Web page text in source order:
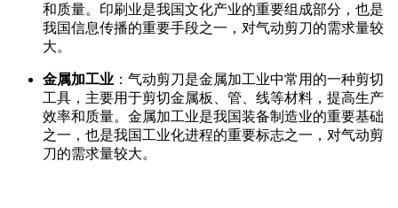
和质量。印刷业是我国文化产业的重要组成部分，也是
我国信息传播的重要手段之一，对气动剪刀的需求量较
大。
金属加工业 ：气动剪刀是金属加工业中常用的一种剪切
工具，主要用于剪切金属板、管、线等材料，提高生产
效率和质量。金属加工业是我国装备制造业的重要基础
之一，也是我国工业化进程的重要标志之一，对气动剪
刀的需求量较大。